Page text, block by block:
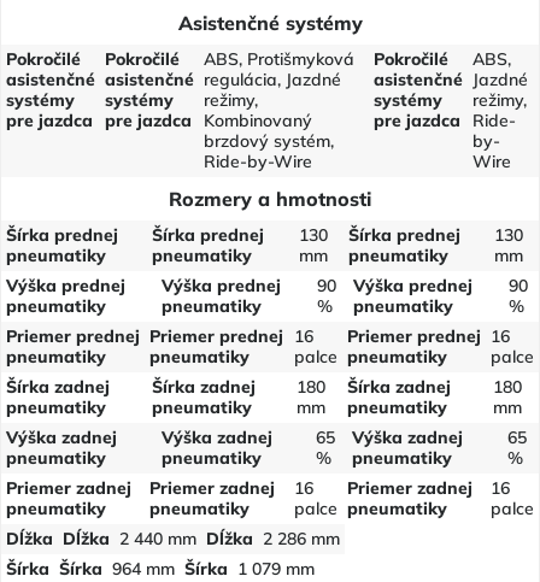
Asistenčné systémy
Pokročilé
asistenčné
systémy
pre jazdca
Pokročilé
asistenčné
systémy
pre jazdca
ABS, Protišmyková
regulácia, Jazdné
režimy,
Kombinovaný
brzdový systém,
Ride-by-Wire
Pokročilé
asistenčné
systémy
pre jazdca
ABS,
Jazdné
režimy,
Ride-
by-
Wire
Rozmery a hmotnosti
Šírka prednej
pneumatiky
Šírka prednej
pneumatiky
130
mm
Šírka prednej
pneumatiky
130
mm
Výška prednej
pneumatiky
Výška prednej
pneumatiky
90
%
Výška prednej
pneumatiky
90
%
Priemer prednej
pneumatiky
Priemer prednej
pneumatiky
16
palce
Priemer prednej
pneumatiky
16
palce
Šírka zadnej
pneumatiky
Šírka zadnej
pneumatiky
180
mm
Šírka zadnej
pneumatiky
180
mm
Výška zadnej
pneumatiky
Výška zadnej
pneumatiky
65
%
Výška zadnej
pneumatiky
65
%
Priemer zadnej
pneumatiky
Priemer zadnej
pneumatiky
16
palce
Priemer zadnej
pneumatiky
16
palce
Dĺžka Dĺžka 2 440 mm Dĺžka 2 286 mm
Šírka Šírka 964 mm Šírka 1 079 mm